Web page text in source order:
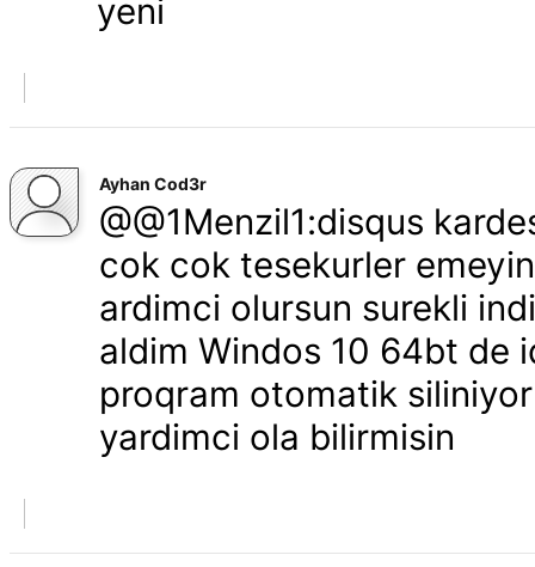
yeni
Ayhan Cod3r
@@1Menzil1:disqus
cok cok tesekurler
ardimci olursun surekli
aldim Windos 10 64bt de
proqram otomatik siliniyor
yardimci ola bilirmisin